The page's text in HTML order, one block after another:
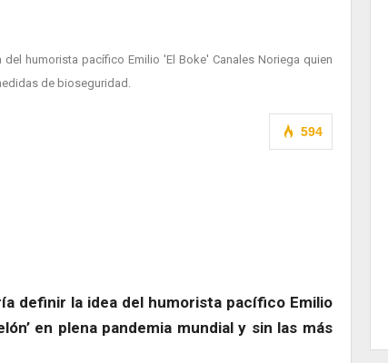
humorista pacífico Emilio 'El Boke' Canales Noriega quien
de bioseguridad.
594
definir la idea del humorista pacífico Emilio
en plena pandemia mundial y sin las más